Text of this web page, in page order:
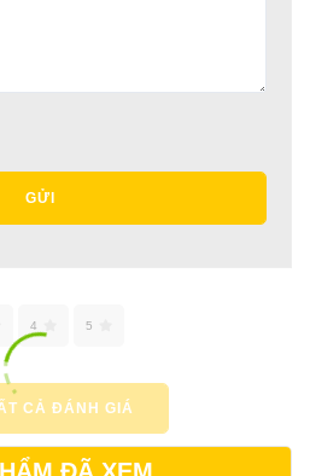
GỬI
4 5
CẢ ĐÁNH GIÁ